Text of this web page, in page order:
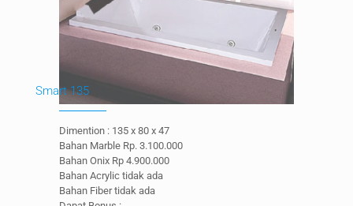
Smart 135
Dimention : 135 x 80 x 47
Bahan Marble Rp. 3.100.000
Bahan Onix Rp 4.900.000
Bahan Acrylic tidak ada
Bahan Fiber tidak ada